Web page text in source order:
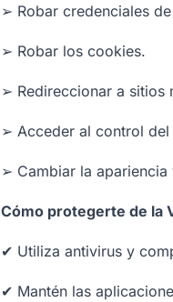
➢ Robar credenciales
➢ Robar los cookies.
➢ Redireccionar a sitios
➢ Acceder al control
➢ Cambiar la apariencia
Cómo protegerte de la
✔ Utiliza antivirus y
✔ Mantén las